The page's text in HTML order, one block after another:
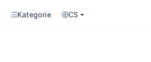
Kategorie CS